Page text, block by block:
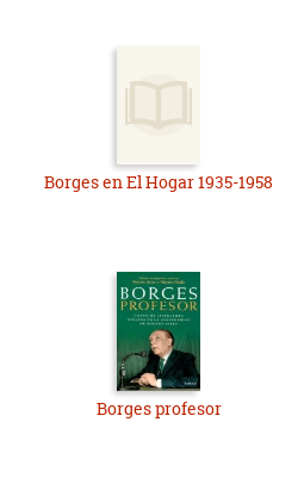
Borges en El Hogar 1935-1958
Borges profesor